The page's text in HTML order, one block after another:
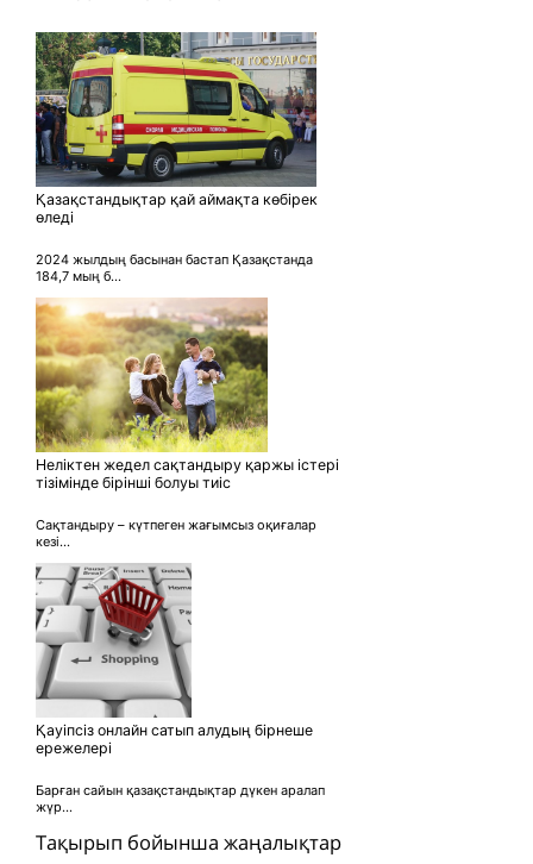
Тақырып бойынша жаңалықтар
Қазақстандықтар қай аймақта көбірек
өледі
2024 жылдың басынан бастап Қазақстанда
184,7 мың б...
Неліктен жедел сақтандыру қаржы істері
тізімінде бірінші болуы тиіс
Сақтандыру – күтпеген жағымсыз оқиғалар
кезі...
Қауіпсіз онлайн сатып алудың бірнеше
ережелері
Барған сайын қазақстандықтар дүкен аралап
жүр...